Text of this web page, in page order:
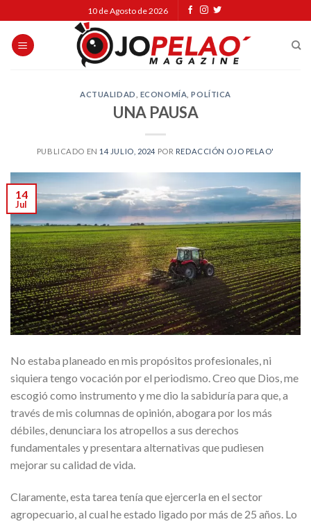
to
content
10 de Agosto de 2026
ACTUALIDAD ECONOMÍA ,POLÍTICA
UNA PAUSA
PUBLICADO EN 14 JULIO, 2024 POR REDACCIÓN OJO PELAO'
14
Jul
No estaba planeado en mis propósitos profesionales, ni
siquiera tengo vocación por el periodismo. Creo que Dios, me
escogió como instrumento y me dio la sabiduría para que, a
través de mis columnas de opinión, abogara por los más
débiles, denunciara los atropellos a sus derechos
fundamentales y presentara alternativas que pudiesen
mejorar su calidad de vida.
Claramente, esta tarea tenía que ejercerla en el sector
agropecuario, al cual he estado ligado por más de 25 años. Lo